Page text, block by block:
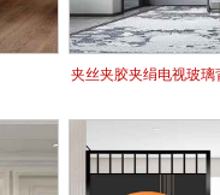
夹丝夹胶夹绢电视玻璃